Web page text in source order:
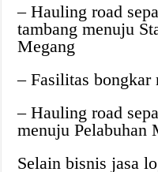
– Hauling road
tambang menuju
Megang
– Fasilitas bongkar
– Hauling road
menuju Pelabuhan
Selain bisnis jasa